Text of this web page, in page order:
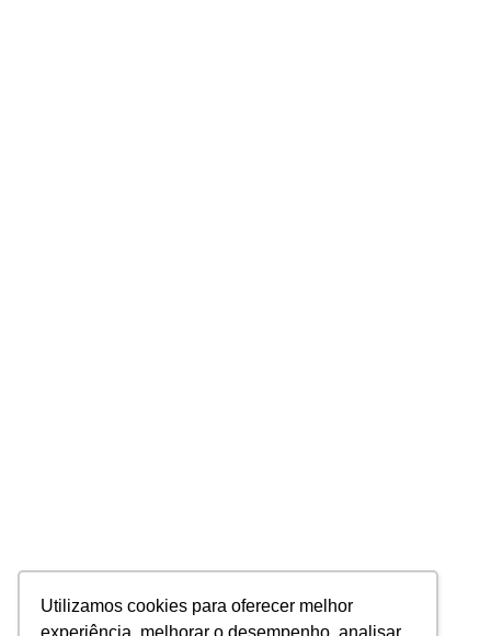
Utilizamos cookies para oferecer melhor
experiência, melhorar o desempenho, analisar